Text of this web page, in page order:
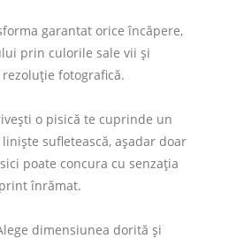
garantat orice încăpere,
prin culorile sale vii și
fotografică.
o pisică te cuprinde un
sufletească, așadar doar
poate concura cu senzația
înrămat.
dimensiunea dorită și